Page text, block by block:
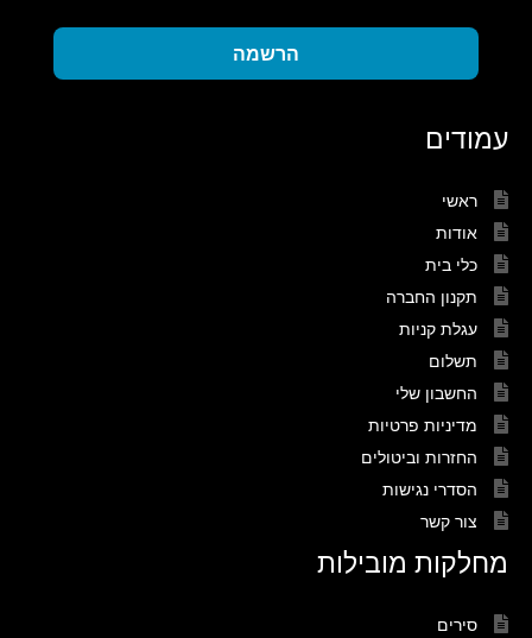
הרשמה
עמודים
ראשי
אודות
כלי בית
תקנון החברה
עגלת קניות
תשלום
החשבון שלי
מדיניות פרטיות
החזרות וביטולים
הסדרי נגישות
צור קשר
מחלקות מובילות
סירים